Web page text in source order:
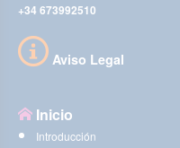
+34 673992510
Aviso Legal
Inicio
Introducción